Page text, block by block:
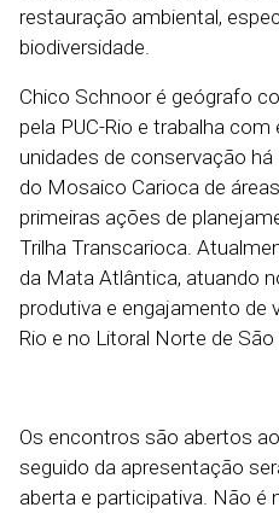
restauração ambiental,
biodiversidade.
Chico Schnoor é geógrafo
pela PUC-Rio e trabalha
unidades de conservação
do Mosaico Carioca de
primeiras ações de
Trilha Transcarioca.
da Mata Atlântica, atuando
produtiva e engajamento de
Rio e no Litoral Norte de São
Os encontros são abertos
seguido da apresentação
aberta e participativa. Não é